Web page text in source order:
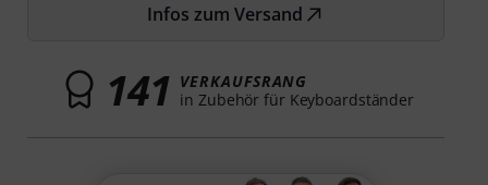
Infos zum Versand
141 VERKAUFSRANG
in Zubehör für Keyboardständer